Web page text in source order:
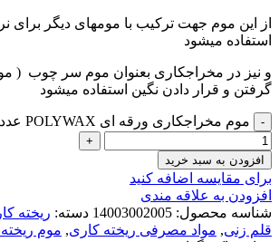
از این موم جهت ترکیب با مومهای دیگر برای
استفاده میشود
و نیز در مخراجکاری بعنوان موم سر چوب (
گرفتن و قرار دادن نگین استفاده میشود
موم مخراجکاری ورقه ای POLYWAX عدد
افزودن به سبد خرید
برای مقایسه اضافه کنید
افزودن به علاقه مندی
شناسه محصول: 14003002005 دسته: ریخته
قلم زنی, مواد مصرفی ریخته کاری, موم